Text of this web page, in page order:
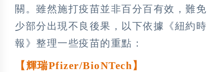
關。雖然施打疫苗並非百分百有效，難免
少部分出現不良後果，以下依據《紐約時
報》整理一些疫苗的重點：
【輝瑞Pfizer/BioNTech 】